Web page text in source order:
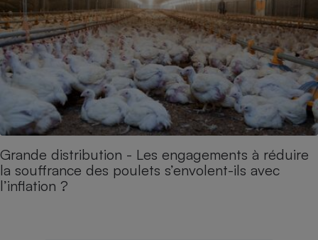
Grande distribution - Les engagements à réduire
la souffrance des poulets s’envolent-ils avec
l’inflation ?